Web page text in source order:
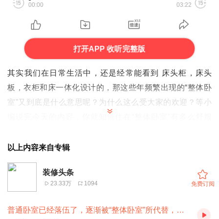
00:00 03:22
打开APP 收听完整版
其实我们在日常生活中，还是经常能看到 床头柜，床头
板，衣柜和床一体化设计的，那这些年频繁出现的“整体卧
室”又到底是什么意思呢？为什么这么受大家的欢迎？等小
修干货等着你！
以上内容来自专辑
装修头条
23.33万 1094 免费订阅
普通卧室已经落伍了，逐渐被“整体卧室”所代替，因为这3个优势